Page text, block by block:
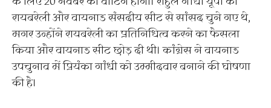
रायबरेली और वायनाड संसदीय सीट से सांसद चुने गए थे,
मगर उन्होंने रायबरेली का प्रतिनिधित्व करने का फैसला
किया और वायनाड सीट छोड़ दी थी। कांग्रेस ने वायनाड
उपचुनाव में प्रियंका गांधी को उम्मीदवार बनाने की घोषणा
की है।